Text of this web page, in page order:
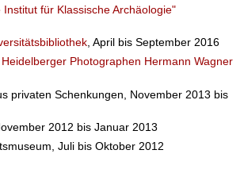
für Klassische Archäologie"
, April bis September 2016
Photographen Hermann Wagner
privaten Schenkungen, November 2013 bis
2012 bis Januar 2013
Juli bis Oktober 2012